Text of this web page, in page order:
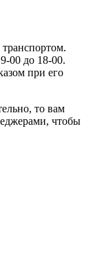
00 до 18-00.
при его
то вам
чтобы